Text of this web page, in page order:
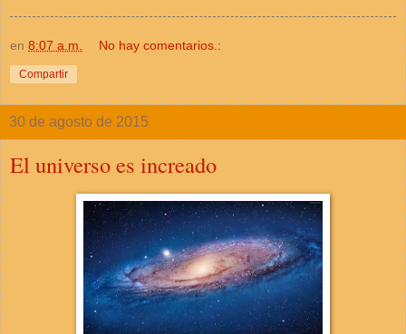
en 8:07 a.m. No hay comentarios.:
Compartir
30 de agosto de 2015
El universo es increado